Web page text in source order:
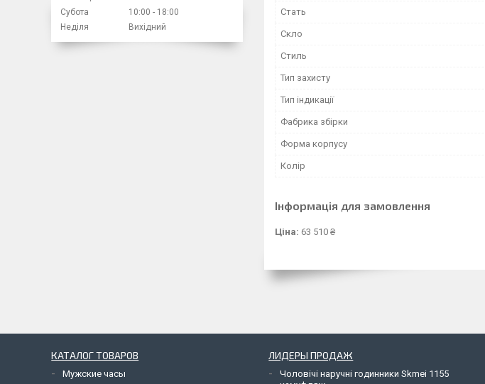
Стать
Скло
Стиль
Тип захисту
Тип індикації
Фабрика збірки
Форма корпусу
Колір
Інформація для замовлення
Ціна: 63 510 ₴
Субота
10:00
18:00
Неділя
Вихідний
КАТАЛОГ ТОВАРОВ
Мужские часы
ЛИДЕРЫ ПРОДАЖ
Чоловічі наручні годинники Skmei 1155